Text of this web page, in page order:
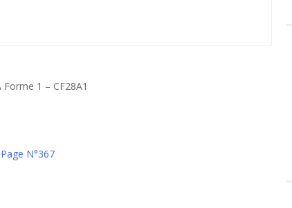
1 – CF28A1
Page N°367